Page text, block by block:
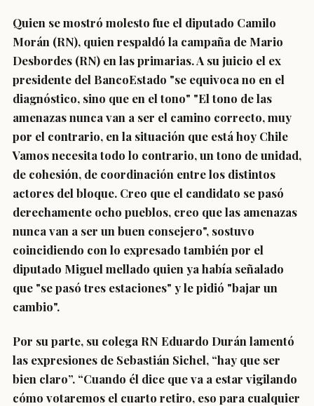
Quien se mostró molesto fue el diputado Camilo
Morán (RN), quien respaldó la campaña de Mario
Desbordes (RN) en las primarias. A su juicio el ex
presidente del BancoEstado "se equivoca no en el
diagnóstico, sino que en el tono" "El tono de las
amenazas nunca van a ser el camino correcto, muy
por el contrario, en la situación que está hoy Chile
Vamos necesita todo lo contrario, un tono de unidad,
de cohesión, de coordinación entre los distintos
actores del bloque. Creo que el candidato se pasó
derechamente ocho pueblos, creo que las amenazas
nunca van a ser un buen consejero", sostuvo
coincidiendo con lo expresado también por el
diputado Miguel mellado quien ya había señalado
que "se pasó tres estaciones" y le pidió "bajar un
cambio".
Por su parte, su colega RN Eduardo Durán lamentó
las expresiones de Sebastián Sichel, “hay que ser
bien claro”. “Cuando él dice que va a estar vigilando
cómo votaremos el cuarto retiro, eso para cualquier